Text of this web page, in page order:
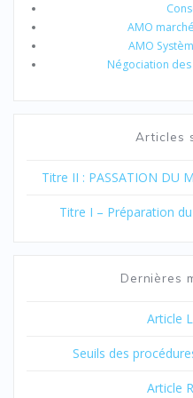
AMO
AMO
Négociation
Articles
Titre II : PASSATION DU
Titre I – Préparation
Dernières
Article
Seuils des
Article